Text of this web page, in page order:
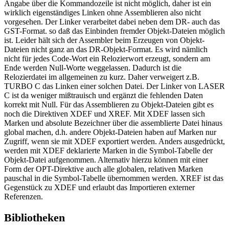
Angabe über die Kommandozeile ist nicht möglich, daher ist ein
wirklich eigenständiges Linken ohne Assemblieren also nicht
vorgesehen. Der Linker verarbeitet dabei neben dem DR- auch das
GST-Format. so daß das Einbinden fremder Objekt-Dateien möglich
ist. Leider hält sich der Assembler beim Erzeugen von Objekt-
Dateien nicht ganz an das DR-Objekt-Format. Es wird nämlich
nicht für jedes Code-Wort ein Relozierwort erzeugt, sondern am
Ende werden Null-Worte weggelassen. Dadurch ist die
Relozierdatei im allgemeinen zu kurz. Daher verweigert z.B.
TURBO C das Linken einer solchen Datei. Der Linker von LASER
C ist da weniger mißtrauisch und ergänzt die fehlenden Daten
korrekt mit Null. Für das Assemblieren zu Objekt-Dateien gibt es
noch die Direktiven XDEF und XREF. Mit XDEF lassen sich
Marken und absolute Bezeichner über die assemblierte Datei hinaus
global machen, d.h. andere Objekt-Dateien haben auf Marken nur
Zugriff, wenn sie mit XDEF exportiert werden. Anders ausgedrückt,
werden mit XDEF deklarierte Marken in die Symbol-Tabelle der
Objekt-Datei aufgenommen. Alternativ hierzu können mit einer
Form der OPT-Direktive auch alle globalen, relativen Marken
pauschal in die Symbol-Tabelle übernommen werden. XREF ist das
Gegenstück zu XDEF und erlaubt das Importieren externer
Referenzen.
Bibliotheken